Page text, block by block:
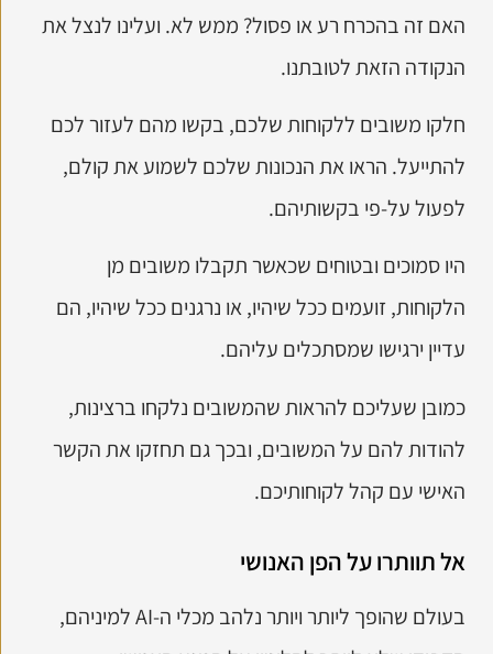
האם זה בהכרח רע או פסול? ממש לא. ועלינו לנצל את
הנקודה הזאת לטובתנו.
חלקו משובים ללקוחות שלכם, בקשו מהם לעזור לכם
להתייעל. הראו את הנכונות שלכם לשמוע את קולם,
לפעול על-פי בקשותיהם.
היו סמוכים ובטוחים שכאשר תקבלו משובים מן
הלקוחות, זועמים ככל שיהיו, או נרגנים ככל שיהיו, הם
עדיין ירגישו שמסתכלים עליהם.
כמובן שעליכם להראות שהמשובים נלקחו ברצינות,
להודות להם על המשובים, ובכך גם תחזקו את הקשר
האישי עם קהל לקוחותיכם.
אל תוותרו על הפן האנושי
בעולם שהופך ליותר ויותר נלהב מכלי ה-AI למיניהם,